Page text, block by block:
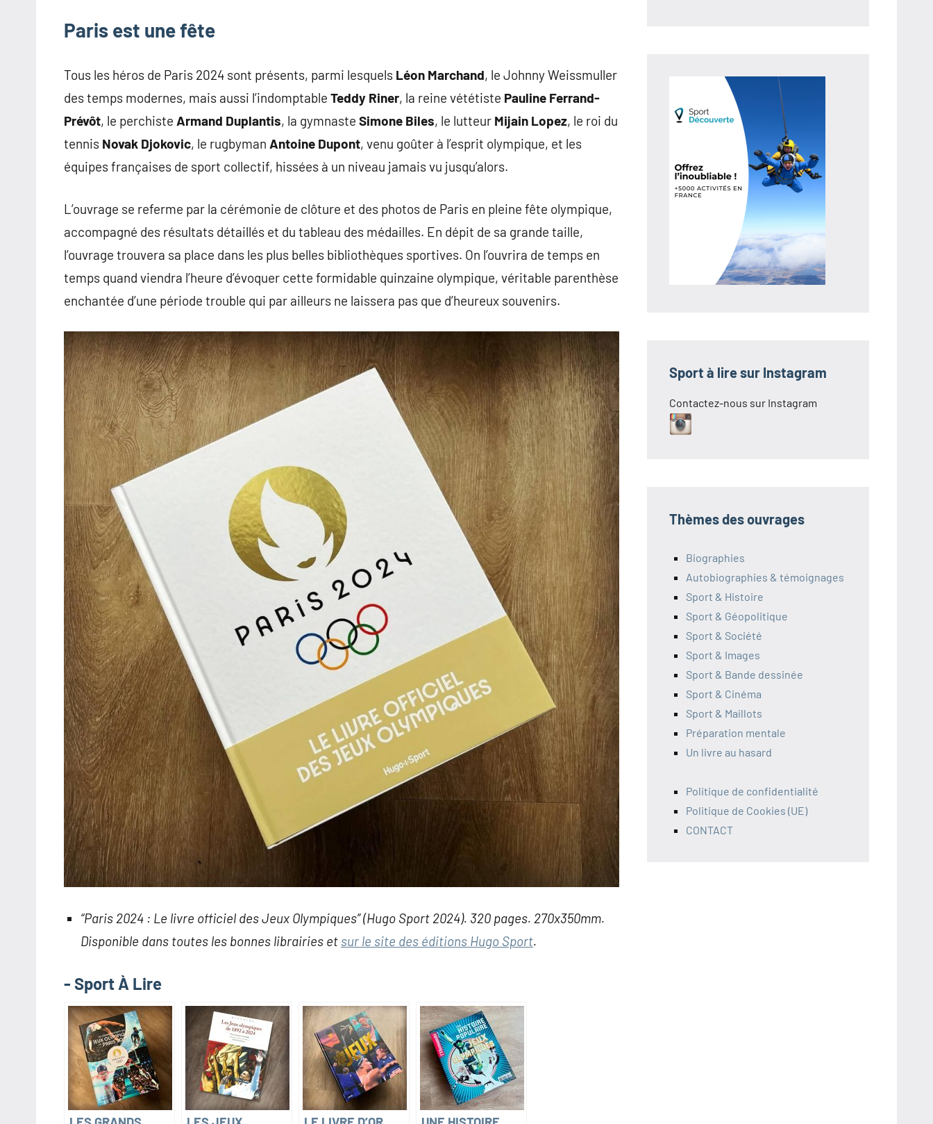
Paris est une fête
Tous les héros de Paris 2024 sont présents, parmi lesquels Léon Marchand, le Johnny Weissmuller
des temps modernes, mais aussi l’indomptable Teddy Riner, la reine vététiste Pauline Ferrand-
Prévôt, le perchiste Armand Duplantis, la gymnaste Simone Biles, le lutteur Mijain Lopez, le roi du
tennis Novak Djokovic, le rugbyman Antoine Dupont, venu goûter à l’esprit olympique, et les
équipes françaises de sport collectif, hissées à un niveau jamais vu jusqu’alors.
L’ouvrage se referme par la cérémonie de clôture et des photos de Paris en pleine fête olympique,
accompagné des résultats détaillés et du tableau des médailles. En dépit de sa grande taille,
l’ouvrage trouvera sa place dans les plus belles bibliothèques sportives. On l’ouvrira de temps en
temps quand viendra l’heure d’évoquer cette formidable quinzaine olympique, véritable parenthèse
enchantée d’une période trouble qui par ailleurs ne laissera pas que d’heureux souvenirs.
“Paris 2024 : Le livre officiel des Jeux Olympiques” (Hugo Sport 2024). 320 pages. 270x350mm.
Disponible dans toutes les bonnes librairies et sur le site des éditions Hugo Sport.
- Sport À Lire
Sport à lire sur Instagram
Contactez-nous sur Instagram
Thèmes des ouvrages
Biographies
Autobiographies & témoignages
Sport & Histoire
Sport & Géopolitique
Sport & Société
Sport & Images
Sport & Bande dessinée
Sport & Cinéma
Sport & Maillots
Préparation mentale
Un livre au hasard
Politique de confidentialité
Politique de Cookies (UE)
CONTACT